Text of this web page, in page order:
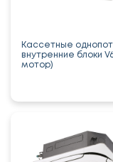
Кассетные
внутренние блоки
мотор)